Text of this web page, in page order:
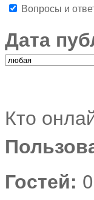
Вопросы и
Дата
Кто
Гостей: 0